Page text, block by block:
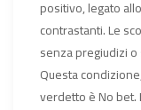
positivo, legato
contrastanti. Le
senza pregiudizi
Questa
verdetto è No bet.